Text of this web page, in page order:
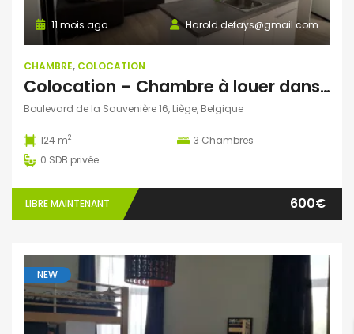
Harold.defays@gmail.com
11 mois ago
CHAMBRE, COLOCATION
Colocation – Chambre à louer dans un appartement neuf au centre de Liège
Boulevard de la Sauvenière 16, Liège, Belgique
124 m2 3 Chambres
0 SDB privée
LIBRE MAINTENANT 600€
NEW